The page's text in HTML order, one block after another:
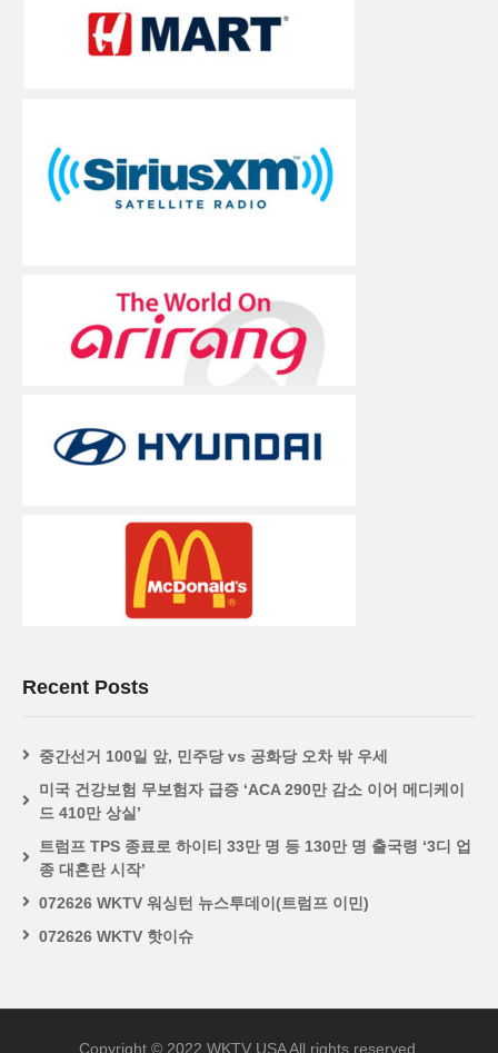
Recent Posts
중간선거 100일 앞, 민주당 vs 공화당 오차 밖 우세
미국 건강보험 무보험자 급증 ‘ACA 290만 감소 이어 메디케이
드 410만 상실’
트럼프 TPS 종료로 하이티 33만 명 등 130만 명 출국령 ‘3디 업
종 대혼란 시작’
072626 WKTV 워싱턴 뉴스투데이(트럼프 이민)
072626 WKTV 핫이슈
Copyright © 2022 WKTV USA All rights reserved.